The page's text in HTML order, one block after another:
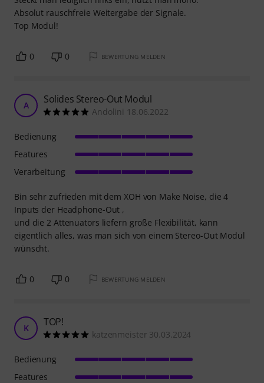
Absolut rauschfreie Weitergabe der Signale.
Top Modul!
0 0 BEWERTUNG MELDEN
A Solides Stereo-Out Modul
Andolini 18.06.2022
Bin sehr zufrieden mit dem XOH von Make Noise, die 4
Inputs der Headphone-Out ,
und die 2 Attenuators liefern große Flexibilität, kann
eigentlich alles, was man sich von einem Stereo-Out Modul
wünscht.
Bedienung
Features
Verarbeitung
0 0 BEWERTUNG MELDEN
K TOP!
katzenmeister 30.03.2024
Bedienung
Features